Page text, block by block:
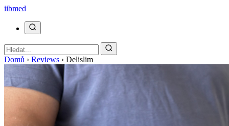
iibmed
Domů › Reviews › Delislim